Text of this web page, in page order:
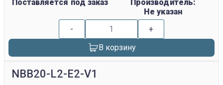
Поставляется под заказ
Производитель:
Не указан
-
+
В корзину
NBB20-L2-E2-V1